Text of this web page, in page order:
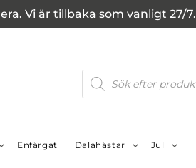
Vi är tillbaka som vanligt 27/7.
Produktsökning
Enfärgat Dalahästar Jul